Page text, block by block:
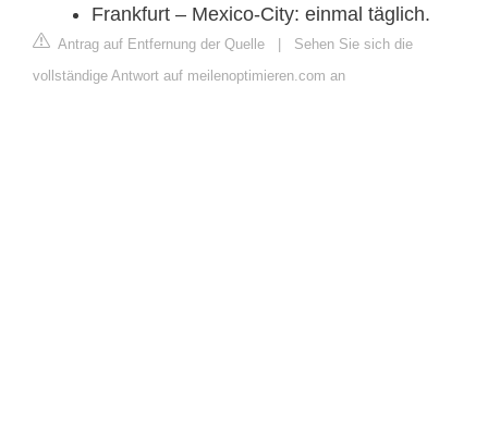
Frankfurt – Mexico-City: einmal täglich.
Antrag auf Entfernung der Quelle
Sehen Sie sich die
vollständige Antwort auf meilenoptimieren.com an